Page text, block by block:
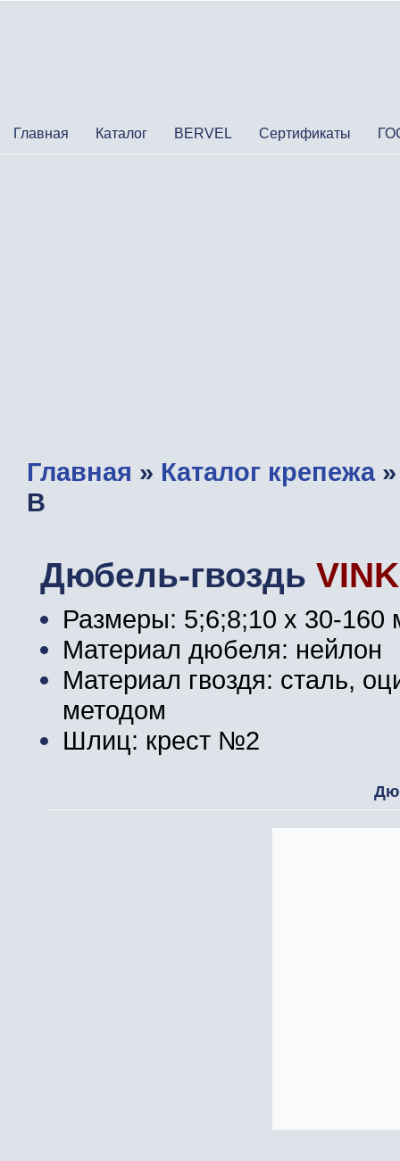
Главная Каталог BERVEL Сертификаты
Главная » Каталог крепежа
B
Дюбель-гвоздь
Размеры: 5;6;8;10 х 30-160
Материал дюбеля: нейлон
Материал гвоздя: сталь,
методом
Шлиц: крест №2